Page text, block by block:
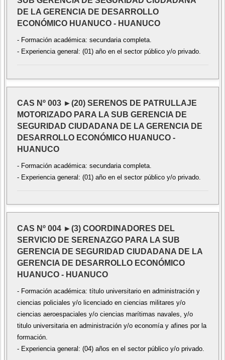
DE LA GERENCIA DE DESARROLLO
ECONÓMICO HUANUCO - HUANUCO
- Formación académica: secundaria completa.
- Experiencia general: (01) año en el sector público y/o privado.
CAS Nº 003 ►(20) SERENOS DE PATRULLAJE
MOTORIZADO PARA LA SUB GERENCIA DE
SEGURIDAD CIUDADANA DE LA GERENCIA DE
DESARROLLO ECONÓMICO HUANUCO -
HUANUCO
- Formación académica: secundaria completa.
- Experiencia general: (01) año en el sector público y/o privado.
CAS Nº 004 ►(3) COORDINADORES DEL
SERVICIO DE SERENAZGO PARA LA SUB
GERENCIA DE SEGURIDAD CIUDADANA DE LA
GERENCIA DE DESARROLLO ECONÓMICO
HUANUCO - HUANUCO
- Formación académica: título universitario en administración y
ciencias policiales y/o licenciado en ciencias militares y/o
ciencias aeroespaciales y/o ciencias marítimas navales, y/o
titulo universitaria en administración y/o economía y afines por la
formación.
- Experiencia general: (04) años en el sector público y/o privado.